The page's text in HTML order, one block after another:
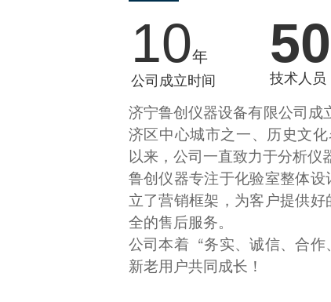
10年
公司成立时间
50
技术人员
济宁鲁创仪器设备有限公司
济区中心城市之一、历史文
以来，公司一直致力于分析仪
鲁创仪器专注于化验室整体
立了营销框架，为客户提供
全的售后服务。
公司本着“务实、诚信、合
新老用户共同成长！